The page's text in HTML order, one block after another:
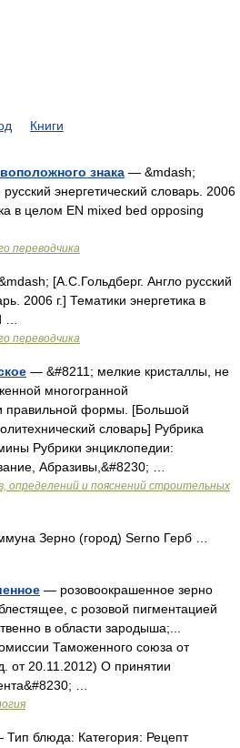
Книги
знака — &mdash;
энергетический словарь. 2006
в целом EN mixed bed opposing
переводчика
[А.С.Гольдберг. Англо русский
2006 г.] Тематики энергетика в
…
переводчика
— &#8211; мелкие кристаллы, не
многогранной
правильной формы. [Большой
словарь] Рубрика
Рубрики энциклопедии:
Абразивы,&#8230; …
определений и пояснений строительных
Зерно (город) Serno Герб …
— розовоокрашенное зерно
с розовой пигментацией
в области зародыша;...
Таможенного союза от
от 20.11.2012) О принятии
…
блюда: Категория: Рецепт